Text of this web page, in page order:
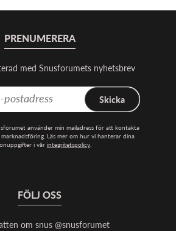
PRENUMERERA
med Snusforumets nyhetsbrev
Skicka
använder min mailadress för att kontakta
Läs mer om hur vi hanterar dina
i vår integritetspolicy.
FÖLJ OSS
om snus @snusforumet